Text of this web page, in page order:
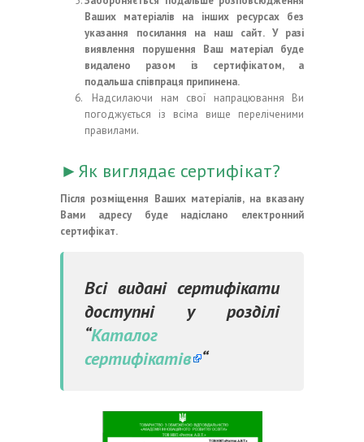
Ваших матеріалів на інших ресурсах без
указання посилання на наш сайт. У разі
виявлення порушення Ваш матеріал буде
видалено разом із сертифікатом, а
подальша співпраця припинена.
Надсилаючи нам свої напрацювання Ви
погоджується із всіма вище переліченими
правилами.
►Як виглядає сертифікат?
Після розміщення Ваших матеріалів, на вказану
Вами адресу буде надіслано електронний
сертифікат.
Всі видані сертифікати
доступні у розділі
“Каталог
сертифікатів “